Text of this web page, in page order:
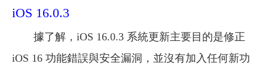
iOS 16.0.3
據了解，iOS 16.0.3 系統更新主要目的是修正
iOS 16 功能錯誤與安全漏洞，並沒有加入任何新功